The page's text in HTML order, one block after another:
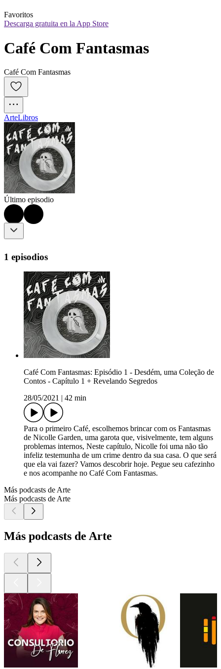
Favoritos
Descarga gratuita en la App Store
Café Com Fantasmas
Café Com Fantasmas
ArteLibros
Último episodio
1 episodios
Café Com Fantasmas: Episódio 1 - Desdém, uma Coleção de
Contos - Capítulo 1 + Revelando Segredos
28/05/2021
42 min
Para o primeiro Café, escolhemos brincar com os Fantasmas
de Nicolle Garden, uma garota que, visivelmente, tem alguns
problemas internos, Neste capítulo, Nicolle foi uma não tão
infeliz testemunha de um crime dentro da sua casa. O que será
que ela vai fazer? Vamos descobrir hoje. Pegue seu cafezinho
e nos acompanhe no Café Com Fantasmas.
Más podcasts de Arte
Más podcasts de Arte
Más podcasts de Arte